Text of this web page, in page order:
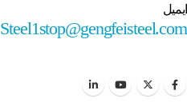
ایمیل
Steel1stop@gengfeisteel.com